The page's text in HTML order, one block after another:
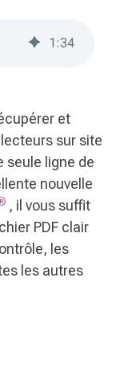
1 :34
et
sur site
seule ligne de
nouvelle
, il vous suffit
PDF clair
les
les autres